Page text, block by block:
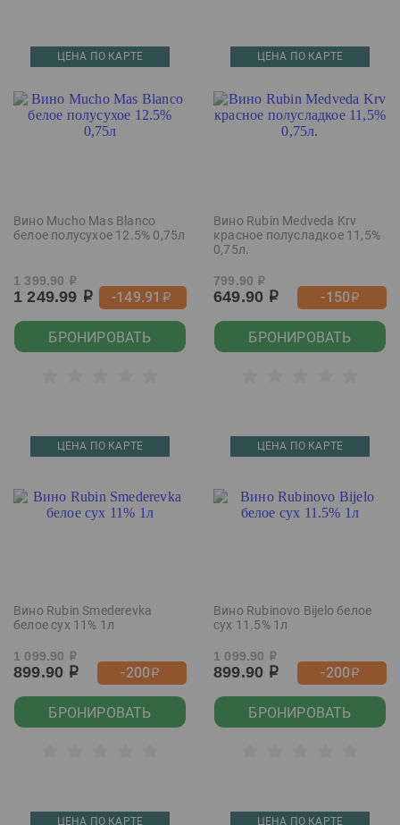
ЦЕНА ПО КАРТЕ
Вино Mucho Mas Blanco
белое полусухое 12.5% 0,75л
1 399.90 р
1 249.99 р -149.91 р
БРОНИРОВАТЬ
ЦЕНА ПО КАРТЕ
Вино Rubin Medveda Krv
красное полусладкое 11,5%
0,75л.
799.90 р
649.90 р -150р
БРОНИРОВАТЬ
ЦЕНА ПО КАРТЕ
Вино Rubin Smederevka
белое сух 11% 1л
1 099.90 р
899.90 р -200р
БРОНИРОВАТЬ
ЦЕНА ПО КАРТЕ
Вино Rubinovo Bijelo белое
сух 11.5% 1л
1 099.90 р
899.90 р -200р
БРОНИРОВАТЬ
ЦЕНА ПО КАРТЕ ЦЕНА ПО КАРТЕ